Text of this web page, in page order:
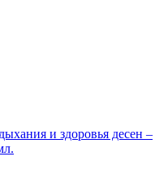
и здоровья десен –